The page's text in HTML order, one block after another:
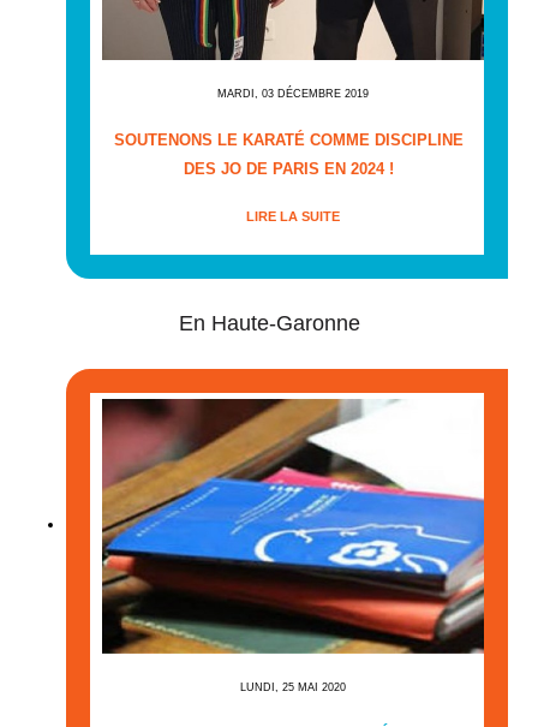
MARDI, 03 DÉCEMBRE 2019
SOUTENONS LE KARATÉ COMME DISCIPLINE
DES JO DE PARIS EN 2024 !
LIRE LA SUITE
En Haute-Garonne
LUNDI, 25 MAI 2020